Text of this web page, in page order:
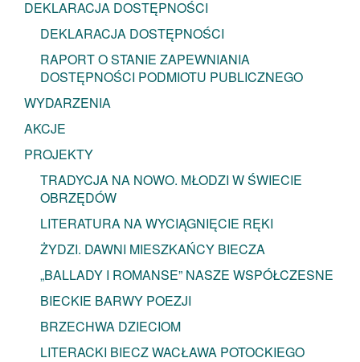
DEKLARACJA DOSTĘPNOŚCI
DEKLARACJA DOSTĘPNOŚCI
RAPORT O STANIE ZAPEWNIANIA
DOSTĘPNOŚCI PODMIOTU PUBLICZNEGO
WYDARZENIA
AKCJE
PROJEKTY
TRADYCJA NA NOWO. MŁODZI W ŚWIECIE
OBRZĘDÓW
LITERATURA NA WYCIĄGNIĘCIE RĘKI
ŻYDZI. DAWNI MIESZKAŃCY BIECZA
„BALLADY I ROMANSE” NASZE WSPÓŁCZESNE
BIECKIE BARWY POEZJI
BRZECHWA DZIECIOM
LITERACKI BIECZ WACŁAWA POTOCKIEGO